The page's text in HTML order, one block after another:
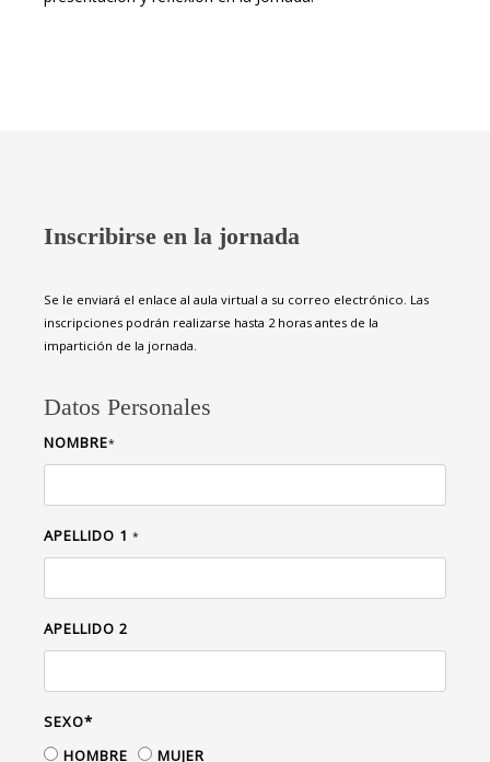
Inscribirse en la jornada
Se le enviará el enlace al aula virtual a su correo electrónico. Las
inscripciones podrán realizarse hasta 2 horas antes de la
impartición de la jornada.
Datos Personales
NOMBRE*
APELLIDO 1 *
APELLIDO 2
SEXO*
HOMBRE
MUJER